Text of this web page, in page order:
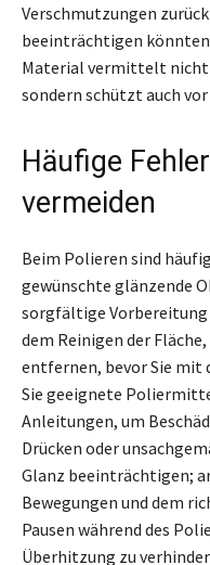
Verschmutzungen
beeinträchtigen
Material vermittelt nicht
sondern schützt auch
Häufige
vermeiden
Beim Polieren sind
gewünschte glänzende
sorgfältige Vorbereitung
dem Reinigen der
entfernen, bevor Sie mit
Sie geeignete
Anleitungen, um
Drücken oder
Glanz beeinträchtigen;
Bewegungen und dem
Pausen während des
Überhitzung zu